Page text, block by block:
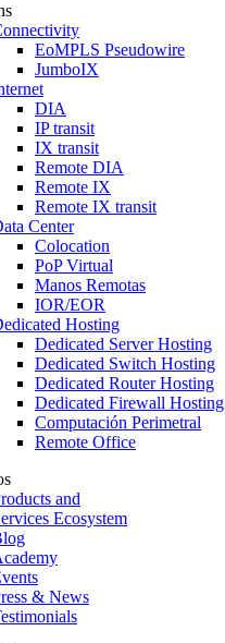
EoMPLS Pseudowire
JumboIX
DIA
IP transit
IX transit
Remote DIA
Remote IX
Remote IX transit
Center
Colocation
PoP Virtual
Manos Remotas
IOR/EOR
Hosting
Dedicated Server Hosting
Dedicated Switch Hosting
Dedicated Router Hosting
Dedicated Firewall Hosting
Computación Perimetral
Remote Office
and
Ecosystem
& News